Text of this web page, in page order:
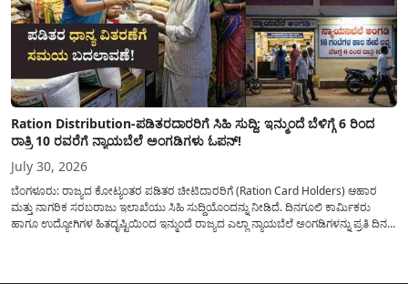
Ration Distribution-ಪಡಿತರದಾರರಿಗೆ ಸಿಹಿ ಸುದ್ದಿ: ಇನ್ಮುಂದೆ ಬೆಳಿಗ್ಗೆ 6 ರಿಂದ
ರಾತ್ರಿ 10 ರವರೆಗೆ ನ್ಯಾಯಬೆಲೆ ಅಂಗಡಿಗಳು ಓಪನ್!
July 30, 2026
ಬೆಂಗಳೂರು: ರಾಜ್ಯದ ಕೋಟ್ಯಂತರ ಪಡಿತರ ಚೀಟಿದಾರರಿಗೆ (Ration Card Holders) ಆಹಾರ
ಮತ್ತು ನಾಗರಿಕ ಸರಬರಾಜು ಇಲಾಖೆಯು ಸಿಹಿ ಸುದ್ದಿಯೊಂದನ್ನು ನೀಡಿದೆ. ದಿನಗೂಲಿ ಕಾರ್ಮಿಕರು
ಹಾಗೂ ಉದ್ಯೋಗಿಗಳ ಹಿತದೃಷ್ಟಿಯಿಂದ ಇನ್ಮುಂದೆ ರಾಜ್ಯದ ಎಲ್ಲಾ ನ್ಯಾಯಬೆಲೆ ಅಂಗಡಿಗಳನ್ನು ಪ್ರತಿ ದಿನ